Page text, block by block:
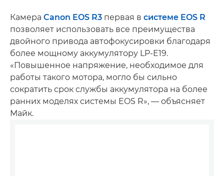
Камера Canon EOS R3 первая в системе EOS R
позволяет использовать все преимущества
двойного привода автофокусировки благодаря
более мощному аккумулятору LP-E19.
«Повышенное напряжение, необходимое для
работы такого мотора, могло бы сильно
сократить срок службы аккумулятора на более
ранних моделях системы EOS R», — объясняет
Майк.